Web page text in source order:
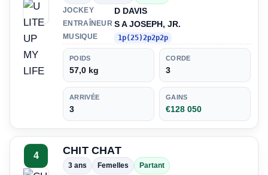
JOCKEY
D DAVIS
ENTRAÎNEUR S A JOSEPH, JR.
MUSIQUE 1p(25)2p2p2p
POIDS
57,0 kg
CORDE
3
ARRIVÉE
3
GAINS
€128 050
4 CHIT CHAT
3 ans Femelles
Partant